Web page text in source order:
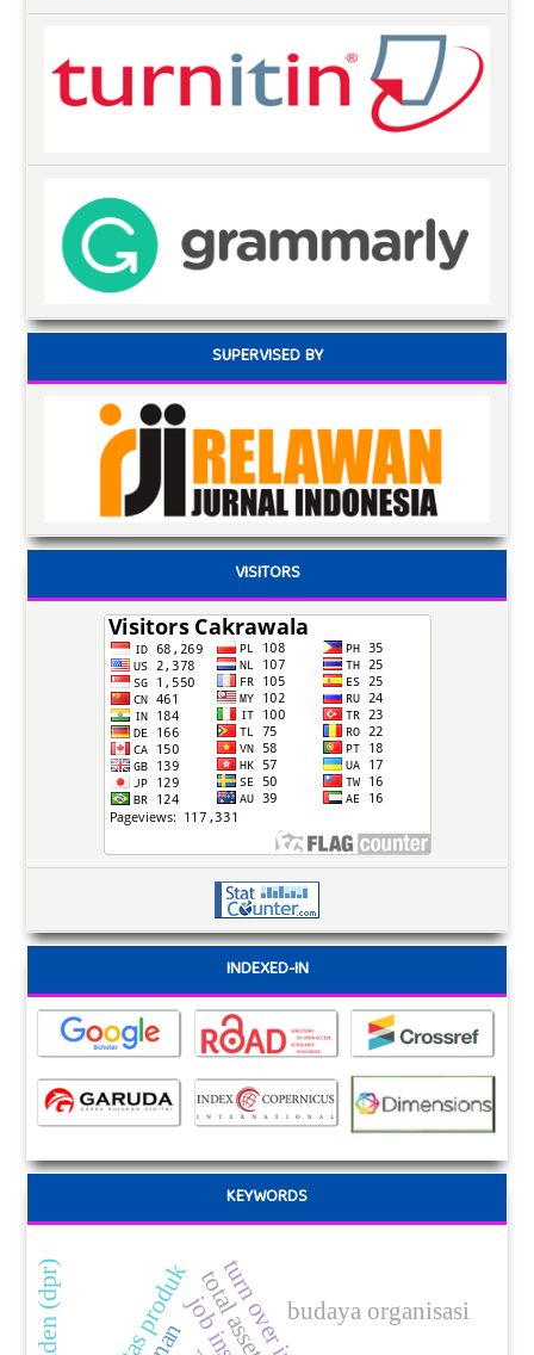
SUPERVISED BY
VISITORS
INDEXED-IN
KEYWORDS
budaya organisasi